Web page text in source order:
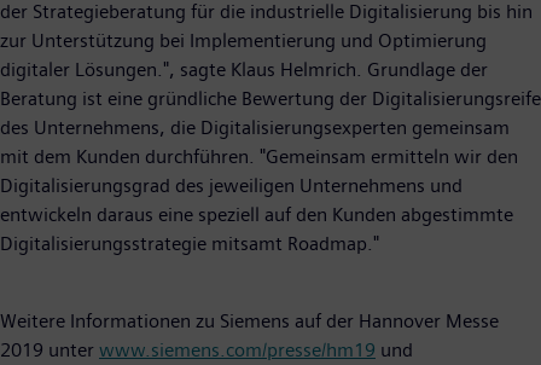
der Strategieberatung für die industrielle Digitalisierung bis hin
zur Unterstützung bei Implementierung und Optimierung
digitaler Lösungen.", sagte Klaus Helmrich. Grundlage der
Beratung ist eine gründliche Bewertung der Digitalisierungsreife
des Unternehmens, die Digitalisierungsexperten gemeinsam
mit dem Kunden durchführen. "Gemeinsam ermitteln wir den
Digitalisierungsgrad des jeweiligen Unternehmens und
entwickeln daraus eine speziell auf den Kunden abgestimmte
Digitalisierungsstrategie mitsamt Roadmap."
Weitere Informationen zu Siemens auf der Hannover Messe
2019 unter www.siemens.com/presse/hm19 und